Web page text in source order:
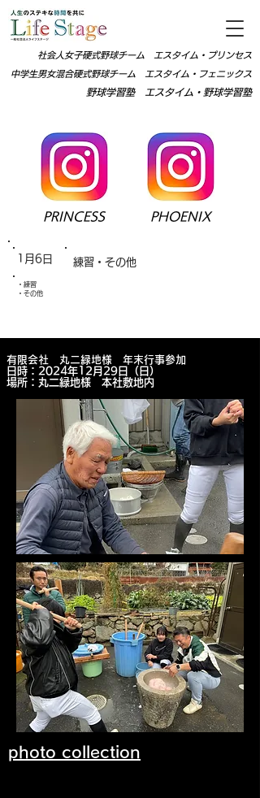
社会人女子硬式野球チーム エスタイム・プリンセス
中学生男女混合硬式野球チーム エスタイム・フェニックス
野球学習塾 エスタイム・野球学習塾
PHOENIX
PRINCESS
1月6日
・練習
・その他
練習・その他
​有限会社 丸二緑地様 年末行事参加
日時：2024年12月29日（日）
場所：丸二緑地様 本社敷地内
photo collection